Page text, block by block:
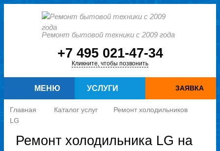
Ремонт бытовой техники с 2009 года
+7 495 021-47-34
Кликните, чтобы позвонить
УСЛУГИ
МЕНЮ ЗАЯВКА
Главная Каталог услуг
Ремонт холодильников
LG
Ремонт холодильника LG на